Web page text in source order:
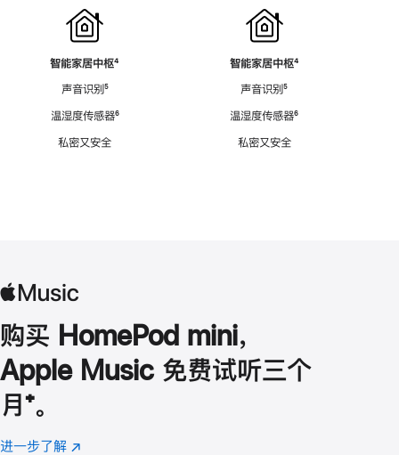
智能家居中枢脚
⁴
声音识别脚
⁵
温湿度传感器脚
⁶
私密又安全
智能家居中枢脚
⁴
声音识别脚
⁵
温湿度传感器脚
⁶
私密又安全
购买 HomePod mini，
Apple Music 免费试听三个
月 脚
注
⁺。
进一步了解 Apple
(在